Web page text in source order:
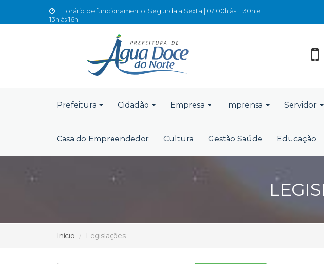
Horário de funcionamento: Segunda a Sexta | 07:00h às 11:30h e
13h às 16h
Prefeitura Cidadão Empresa Imprensa Servidor
Casa do Empreendedor Cultura Gestão Saúde Educação
Início Legislações